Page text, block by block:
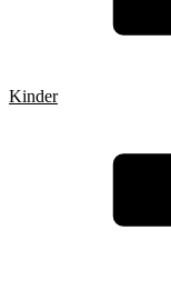
Kinder